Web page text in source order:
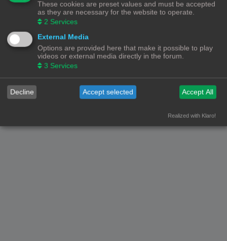
We hebben136,01 € ontvangen in donaties.
Forumoverzicht Contact
© Copyright ! - 3dprintforum.eu
Alle Rechten Voorbehouden
Privacy|Gebruikersvoorwaarden
These cookies are preset values and must be accepted
as they are necessary for the website to operate.
2 Services
External Media
Options are provided here that make it possible to play
videos or external media directly in the forum.
3 Services
Decline Accept selected Accept All
Realized with Klaro!